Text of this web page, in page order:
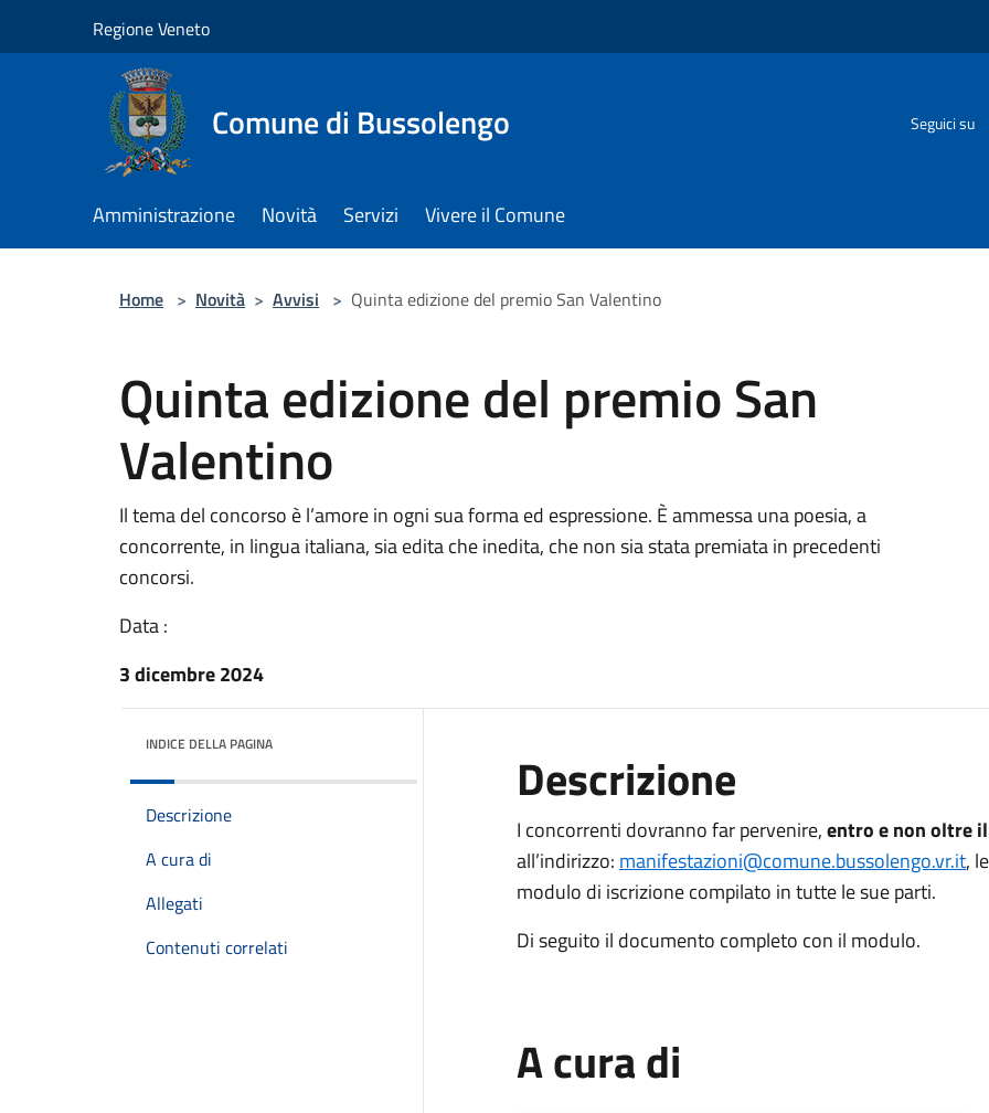
Regione Veneto
Comune di Bussolengo Seguici su
Amministrazione Novità Servizi Vivere il Comune
Home > Novità > Avvisi > Quinta edizione del premio San Valentino
Quinta edizione del premio San
Valentino
Il tema del concorso è l’amore in ogni sua forma ed espressione. È ammessa una poesia, a
concorrente, in lingua italiana, sia edita che inedita, che non sia stata premiata in precedenti
concorsi.
Data :
3 dicembre 2024
INDICE DELLA PAGINA
Descrizione
A cura di
Allegati
Contenuti correlati
Descrizione
I concorrenti dovranno far pervenire,entro e non oltre
all’indirizzo: manifestazioni@comune.bussolengo.vr.it,
modulo di iscrizione compilato in tutte le sue parti.
Di seguito il documento completo con il modulo.
A cura di